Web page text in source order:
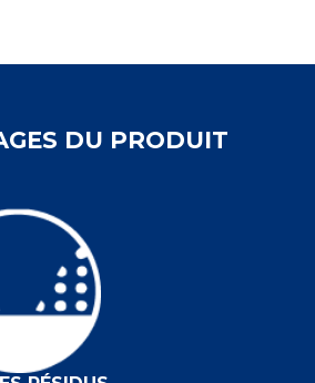
DU PRODUIT